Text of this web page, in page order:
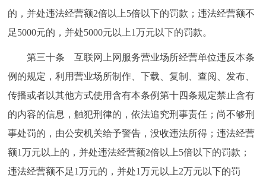
的，并处违法经营额2倍以上5倍以下的罚款；违法经营额不
足5000元的，并处5000元以上1万元以下的罚款。
第三十条 互联网上网服务营业场所经营单位违反本条
例的规定，利用营业场所制作、下载、复制、查阅、发布、
传播或者以其他方式使用含有本条例第十四条规定禁止含有
的内容的信息，触犯刑律的，依法追究刑事责任；尚不够刑
事处罚的，由公安机关给予警告，没收违法所得；违法经营
额1万元以上的，并处违法经营额2倍以上5倍以下的罚款；
违法经营额不足1万元的，并处1万元以上2万元以下的罚